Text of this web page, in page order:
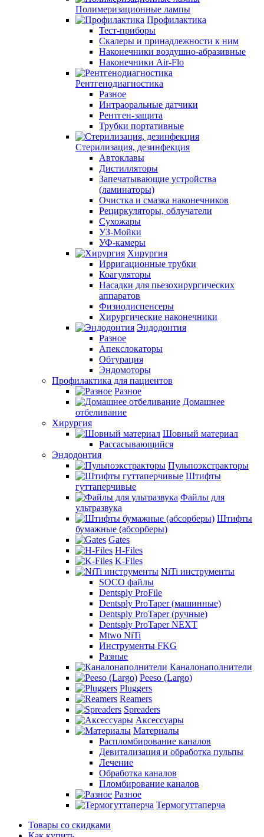
Полимеризационные лампы
Профилактика
Тест-приборы
Скалеры и принадлежности к ним
Наконечники воздушно-абразивные
Наконечники Air-Flo
Рентгенодиагностика
Разное
Интраоральные датчики
Рентген-защита
Трубки портативные
Стерилизация, дезинфекция
Автоклавы
Дистилляторы
Запечатывающие устройства
(ламинаторы)
Очистка и смазка наконечников
Рециркуляторы, облучатели
Сухожары
УЗ-Мойки
УФ-камеры
Хирургия
Ирригационные трубки
Коагуляторы
Насадки для пьезохирургических
аппаратов
Физиодиспенсеры
Хирургические наконечники
Эндодонтия
Разное
Апекслокаторы
Обтурация
Эндомоторы
Профилактика для пациентов
Разное
Домашнее
отбеливание
Хирургия
Шовный материал
Рассасывающийся
Эндодонтия
Пульпоэкстракторы
Штифты
гуттаперчивые
Файлы для
ультразвука
Штифты
бумажные (абсорберы)
Gates
H-Files
K-Files
NiTi инструменты
SOCO файлы
Dentsply ProFile
Dentsply ProTaper (машинные)
Dentsply ProTaper (ручные)
Dentsply ProTaper NEXT
Mtwo NiTi
Инструменты FKG
Разные
Каналонаполнители
Peeso (Largo)
Pluggers
Reamers
Spreaders
Аксессуары
Материалы
Распломбирование каналов
Девитализация и обработка пульпы
Лечение
Обработка каналов
Пломбирование каналов
Разное
Термогуттаперча
Товары со скидками